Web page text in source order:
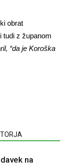
obrat
tudi z županom
“da je Koroška
na